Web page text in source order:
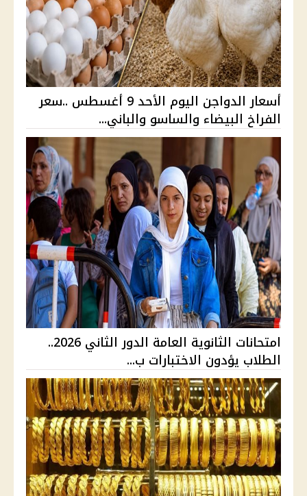
أسعار الدواجن اليوم الأحد 9 أغسطس ..سعر
الفراخ البيضاء والساسو والباني...
امتحانات الثانوية العامة الدور الثاني 2026..
الطلاب يؤدون الاختبارات ب...